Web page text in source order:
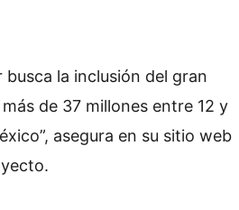
busca la inclusión del gran
de 37 millones entre 12 y
asegura en su sitio web